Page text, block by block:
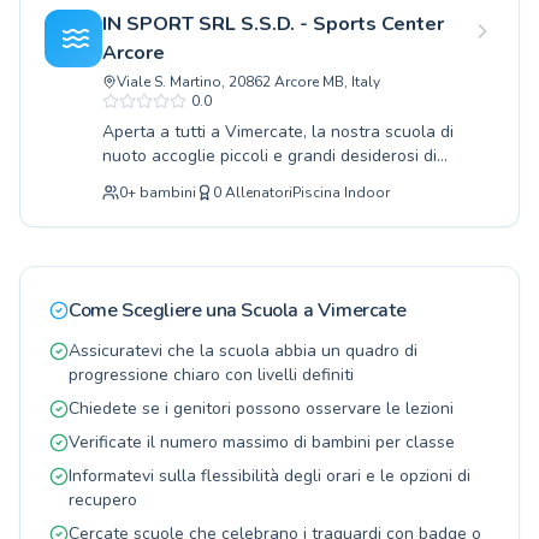
tutti i livelli, dai principianti assoluti fino agli
atleti più esperti. L'ambiente è studiato per
garantire la massima serenità e sicurezza, con
istruttori qualificati e appassionati pronti a
guidare ogni allievo con professionalità e cura
personalizzata. Che tu voglia insegnare ai tuoi
figli i primi stili in acqua o riscoprire il piacere
del nuoto, troverai il corso perfetto per le tue
esigenze. Ti invitiamo a scoprire di persona la
qualità dei nostri programmi e l'accoglienza
IN SPORT SRL S.S.D. - Sports Center
Arcore
Viale S. Martino, 20862 Arcore MB, Italy
0.0
Aperta a tutti a Vimercate, la nostra scuola di
nuoto accoglie piccoli e grandi desiderosi di
imparare o perfezionare questa disciplina
acquatica fondamentale. Offriamo un percorso
completo, con corsi di nuoto pensati sia per i
migliorare la propria tecnica e raggiungere
livelli avanzati. I nostri qualificati istruttori,
appassionati e competenti, creano un ambiente
sereno e stimolante all'interno della nostra
moderna piscina, garantendo un apprendimento
efficace e divertente per ogni allievo. Che si
tratti di bambini che scoprono il piacere del
nuoto o di adulti che cercano un'attività
salutare, IN SPORT SRL S.S.D. - Sports Center
Arcore è il luogo ideale per raggiungere i propri
0+ bambini 0AllenatoriPiscina Indoor
Come Scegliere una Scuola aVimercate
Assicuratevi che la scuola abbia un quadro di
progressione chiaro con livelli definiti
Chiedete se i genitori possono osservare le lezioni
Verificate il numero massimo di bambini per classe
Informatevi sulla flessibilità degli orari e le opzioni di
recupero
Cercate scuole che celebrano i traguardi con badge o